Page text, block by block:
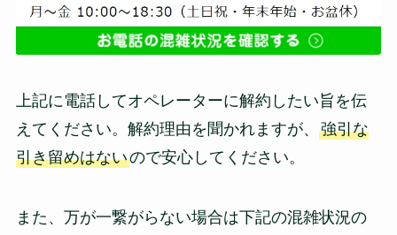
上記に電話してオペレーターに解約したい旨を伝
えてください。解約理由を聞かれますが、 強引な
引き留めはないので安心してください。
また、万が一繋がらない場合は下記の混雑状況の